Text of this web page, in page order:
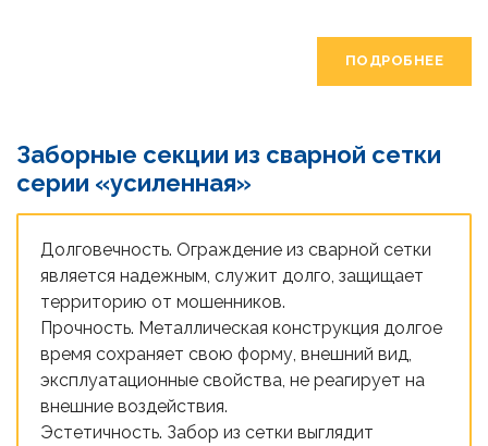
ПОДРОБНЕЕ
Заборные секции из сварной сетки
серии «усиленная»
Долговечность. Ограждение из сварной сетки
является надежным, служит долго, защищает
территорию от мошенников.
Прочность. Металлическая конструкция долгое
время сохраняет свою форму, внешний вид,
эксплуатационные свойства, не реагирует на
внешние воздействия.
Эстетичность. Забор из сетки выглядит